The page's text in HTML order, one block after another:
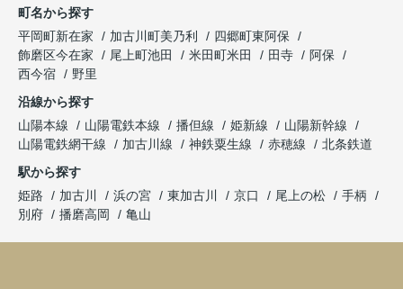
町名から探す
平岡町新在家
加古川町美乃利
四郷町東阿保
飾磨区今在家
尾上町池田 米田町米田 田寺
阿保
西今宿
野里
沿線から探す
山陽本線
山陽電鉄本線 播但線 姫新線
山陽新幹線
山陽電鉄網干線
加古川線 神鉄粟生線 赤穂線
北条鉄道
駅から探す
姫路
加古川 浜の宮 東加古川 京口 尾上の松
手柄
別府
播磨高岡 亀山